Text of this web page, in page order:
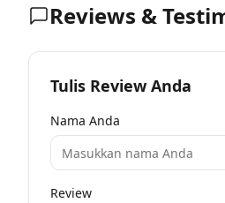
Reviews &
Tulis Review Anda
Nama Anda
Review